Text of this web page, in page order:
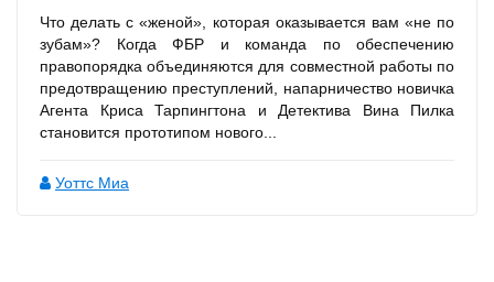
Что делать с «женой», которая оказывается вам «не по
зубам»? Когда ФБР и команда по обеспечению
правопорядка объединяются для совместной работы по
предотвращению преступлений, напарничество новичка
Агента Криса Тарпингтона и Детектива Вина Пилка
становится прототипом нового...
Уоттс Миа